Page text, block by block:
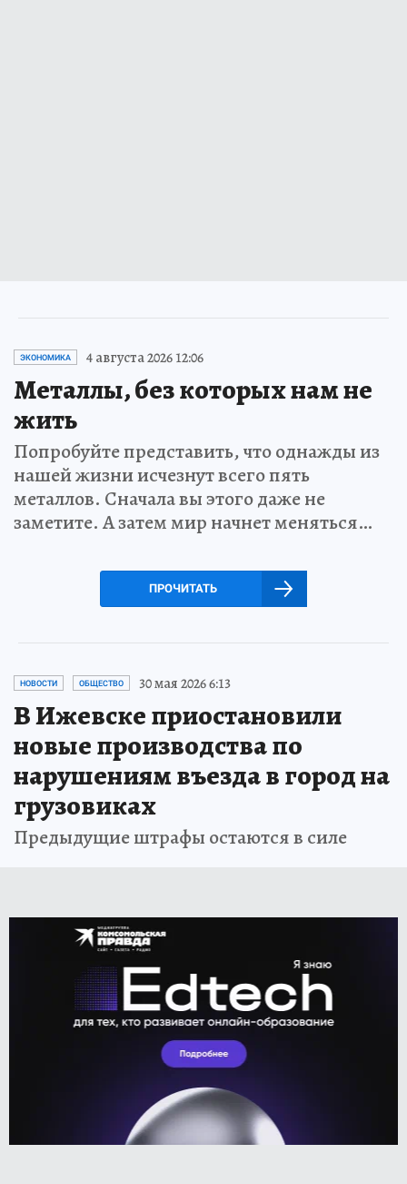
ЭКОНОМИКА 4 августа 2026 12:06
Металлы, без которых нам не
жить
Попробуйте представить, что однажды из
нашей жизни исчезнут всего пять
металлов. Сначала вы этого даже не
заметите. А затем мир начнет меняться…
ПРОЧИТАТЬ
НОВОСТИ ОБЩЕСТВО 30 мая 2026 6:13
В Ижевске приостановили
новые производства по
нарушениям въезда в город на
грузовиках
Предыдущие штрафы остаются в силе